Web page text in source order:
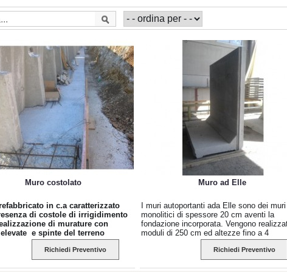
Muro costolato
in c.a caratterizzato
di costole di irrigidimento
di murature con
e spinte del terreno
Il manufatto viene generalmente
per la costruzione di muri
spalle da ponte, muri d’argine.
Richiedi Preventivo
Muro ad Elle
I muri autoportanti ada Elle sono dei muri
monolitici di spessore 20 cm aventi la
fondazione incorporata. Vengono
moduli di 250 cm ed altezze fino a 4
mt. I muri completi di fondazione,
degli oneri in meno per la messa in opera,
risparmia sul tempo d’ installazione e non
hanno bisogno di casseratura e getti
Richiedi Preventivo